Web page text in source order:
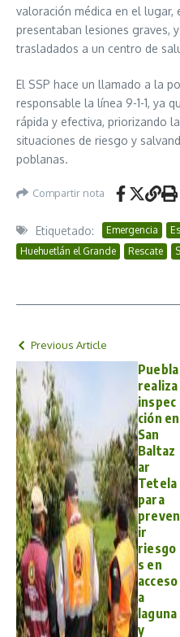
valoración médica en el
presentaban lesiones graves,
trasladados a un centro de
El SSP hace un llamado a la
responsable la línea 9-1-1, ya
rápida y efectiva, priorizando
situaciones de riesgo y
poblanas.
Compartir nota
Etiquetado: Emergencia
Huehuetlán el Grande
Rescate
Previous Article
Puebla
realiza
inspec
ción en
San
Baltaz
ar
Tetela
para
preven
ir
riesgo
s en
acceso
a
laguna
y